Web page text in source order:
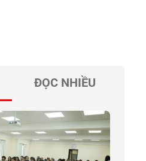
ĐỌC NHIỀU